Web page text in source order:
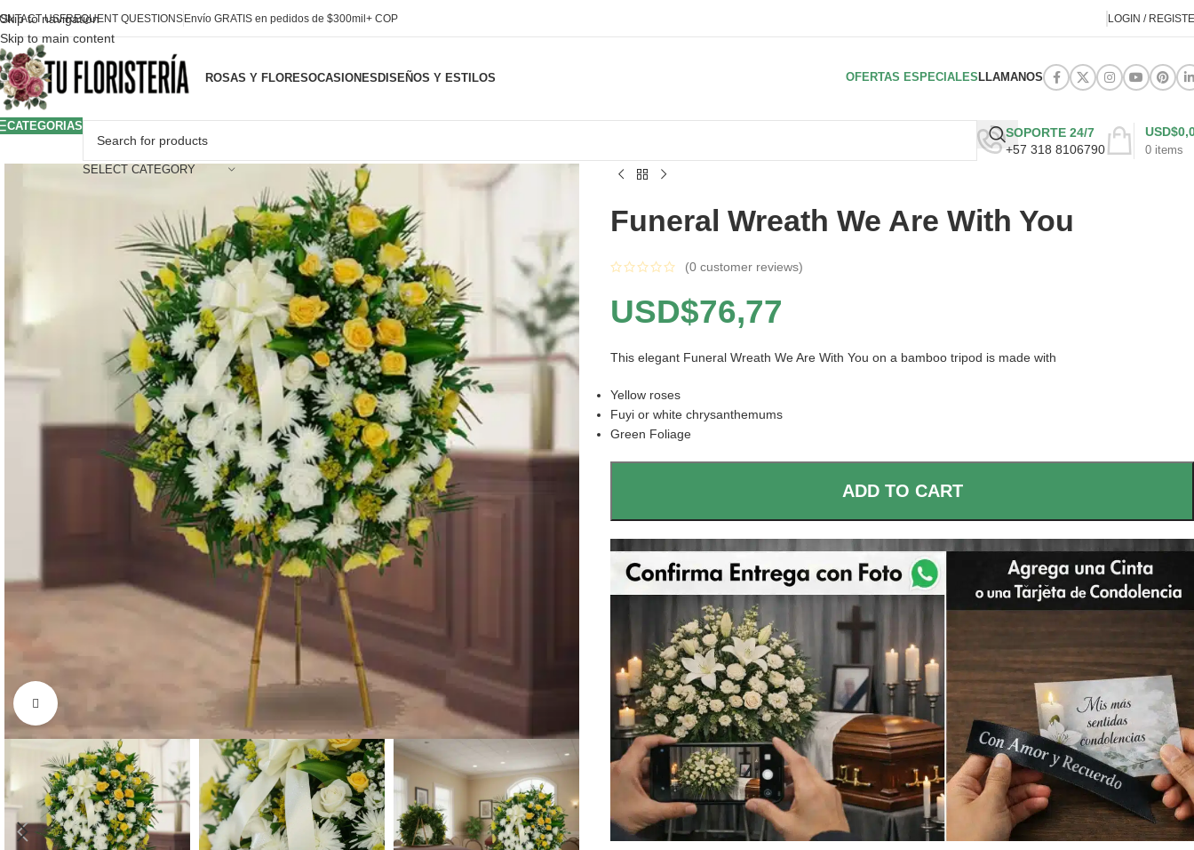
Skip to navigation
Skip to main content
USFREQUENT QUESTIONSEnvío GRATIS en pedidos de $300mil+ COP LOGIN /
ROSAS Y FLORESOCASIONESDISEÑOS Y ESTILOS OFERTAS ESPECIALES LLAMANOS
CATEGORIAS
SELECT CATEGORY
SOPORTE 24/7
+57 318 8106790
0 items
USD$
Funeral Wreath We Are With You
(0 customer reviews)
USD$76,77
This elegant Funeral Wreath We Are With You on a bamboo tripod is made with
Yellow roses
Fuyi or white chrysanthemums
Green Foliage
ADD TO CART